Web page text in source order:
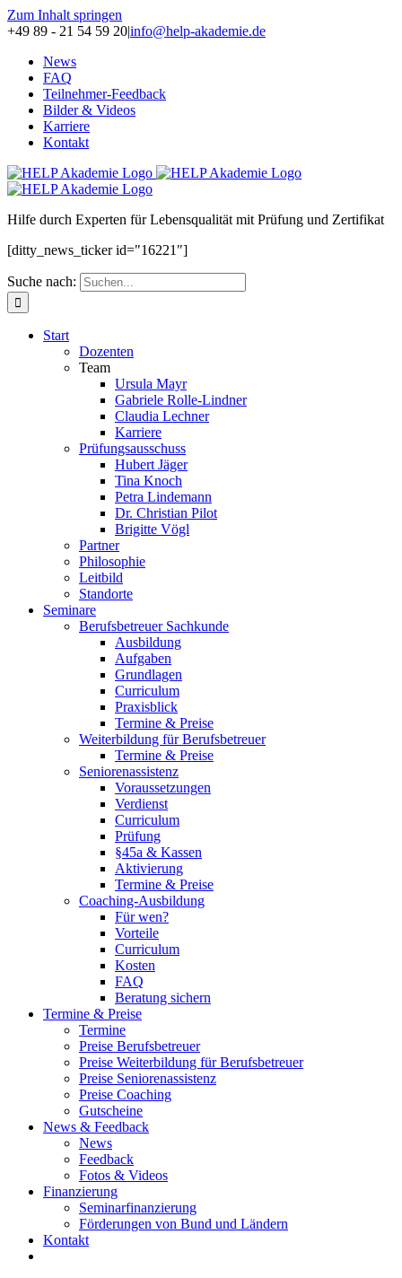
Zum Inhalt springen
+49 89 - 21 54 59 20|info@help-akademie.de
News
FAQ
Teilnehmer-Feedback
Bilder & Videos
Karriere
Kontakt
Hilfe durch Experten fürLebensqualität mit Prüfung und Zertifikat
[ditty_news_ticker id="16221"]
Suche nach:
Start
Dozenten
Team
Ursula Mayr
Gabriele Rolle-Lindner
Claudia Lechner
Karriere
Prüfungsausschuss
Hubert Jäger
Tina Knoch
Petra Lindemann
Dr. Christian Pilot
Brigitte Vögl
Partner
Philosophie
Leitbild
Standorte
Seminare
Berufsbetreuer Sachkunde
Ausbildung
Aufgaben
Grundlagen
Curriculum
Praxisblick
Termine & Preise
Weiterbildung für Berufsbetreuer
Termine & Preise
Seniorenassistenz
Voraussetzungen
Verdienst
Curriculum
Prüfung
§45a & Kassen
Aktivierung
Termine & Preise
Coaching-Ausbildung
Für wen?
Vorteile
Curriculum
Kosten
FAQ
Beratung sichern
Termine & Preise
Termine
Preise Berufsbetreuer
Preise Weiterbildung für Berufsbetreuer
Preise Seniorenassistenz
Preise Coaching
Gutscheine
News & Feedback
News
Feedback
Fotos & Videos
Finanzierung
Seminarfinanzierung
Förderungen von Bund und Ländern
Kontakt